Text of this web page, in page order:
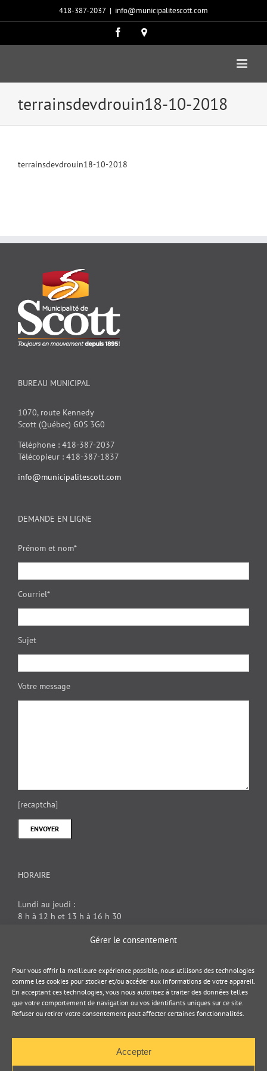
Gérer le consentement
Pour vous offrir la meilleure expérience possible, nous utilisons des technologies
comme les cookies pour stocker et/ou accéder aux informations de votre appareil.
En acceptant ces technologies, vous nous autorisez à traiter des données telles
que votre comportement de navigation ou vos identifiants uniques sur ce site.
Refuser ou retirer votre consentement peut affecter certaines fonctionnalités.
Accepter
418-387-2037 | info@municipalitescott.com
Facebook
Carte
terrainsdevdrouin18-10-2018
terrainsdevdrouin18-10-2018
BUREAU MUNICIPAL
1070, route Kennedy
Scott (Québec) G0S 3G0
Téléphone : 418-387-2037
Télécopieur : 418-387-1837
info@municipalitescott.com
DEMANDE EN LIGNE
Prénom et nom*
Courriel*
Sujet
Votre message
[recaptcha]
HORAIRE
Lundi au jeudi :
8 h à 12 h et 13 h à 16 h 30
DOCUMENT JURIDIQUE
Politique de cookies